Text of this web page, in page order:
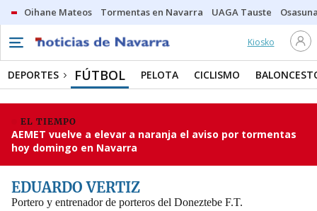
Oihane Mateos Tormentas en Navarra UAGA Tauste
Kiosko
DEPORTES FÚTBOL PELOTA CICLISMO
EL TIEMPO
AEMET vuelve a elevar a naranja el aviso por tormentas
hoy domingo en Navarra
EDUARDO VERTIZ
Portero y entrenador de porteros del Doneztebe F.T.